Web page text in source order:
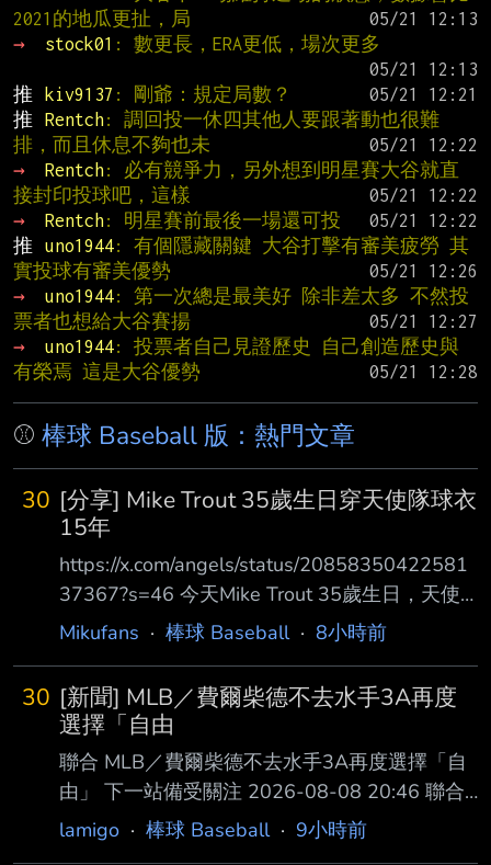
2021的地瓜更扯，局
→
stock01 : 數更長，ERA更低，場次更多
推
kiv9137 : 剛爺：規定局數？
推
Rentch: 調回投一休四其他人要跟著動也很難
排，而且休息不夠也未
→
Rentch: 必有競爭力，另外想到明星賽大谷就直
接封印投球吧，這樣
→
Rentch: 明星賽前最後一場還可投
推
uno1944: 有個隱藏關鍵 大谷打擊有審美疲勞 其
實投球有審美優勢
→
uno1944: 第一次總是最美好 除非差太多 不然投
票者也想給大谷賽揚
→
uno1944: 投票者自己見證歷史 自己創造歷史與
有榮焉 這是大谷優勢
⚾ 棒球 Baseball 版：熱門文章
30 [分享] Mike Trout 35歲生日穿天使隊球衣
15年
https://x.com/angels/status/20858350422581
37367?s=46 今天Mike Trout 35歲生日，天使
官方發布祝賀 查了一下目前Mike Trout 15年16
15年） 在天使隊15年真的很稀有，這隊待15年
某方面來說真的不簡單 1.Mike Trout 2011-（目
前15年16個球季） 2.Garret Anderson 1994-
2008（14年15個球季 3.Tim Salmon 1992-
2006（14年但一
Mikufans · 棒球 Baseball· 8小時前
30 [新聞] MLB／費爾柴德不去水手3A再度
選擇「自由
聯合 MLB／費爾柴德不去水手3A再度選擇「自
由」 下一站備受關注 2026-08-08 20:46 聯合
報／ 記者陳宛晶／即時報導 台美混血球星費爾
lamigo · 棒球 Baseball· 9小時前